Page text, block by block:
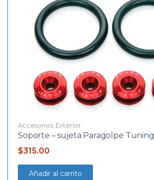
Accesorios,Exterior
Soporte – sujeta Paragolpe Tuning
$315.00
Añadir al carrito